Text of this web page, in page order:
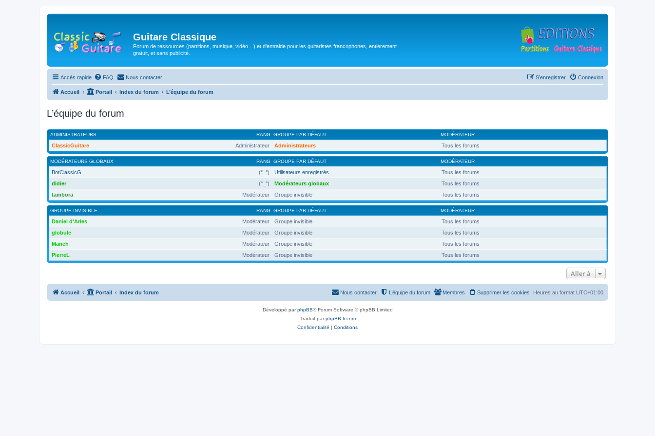
Guitare Classique
Forum de ressources (partitions, musique, vidéo…) et d'entraide pour les guitaristes francophones, entièrement
gratuit, et sans publicité.
Accès rapide FAQ Nous contacter Connexion
S’enregistrer
Accueil Portail Index du forum L’équipe du forum
L’équipe du forum
RANG
ADMINISTRATEURS GROUPE PAR DÉFAUT MODÉRATEUR
Administrateur
ClassicGuitare Administrateurs Tous les forums
RANG
MODÉRATEURS GLOBAUX GROUPE PAR DÉFAUT MODÉRATEUR
(°_°)
BotClassicG Utilisateurs enregistrés
Tous les forums
(°_°)
didier Modérateurs globaux
Tous les forums
Modérateur
tambora Groupe invisible Tous les forums
RANG
GROUPE INVISIBLE GROUPE PAR DÉFAUT MODÉRATEUR
Modérateur
Daniel d'Arles Groupe invisible
Tous les forums
Modérateur
globule Groupe invisible
Tous les forums
Modérateur
Marieh Groupe invisible
Tous les forums
Modérateur
PierreL Groupe invisible Tous les forums
Aller à
Accueil Portail Index du forum Heures au format UTC+01:00
Supprimer les cookies
Membres
L’équipe du forum
Nous contacter
Développé parphpBB® Forum Software © phpBB Limited
Traduit parphpBB-fr.com
Confidentialité | Conditions